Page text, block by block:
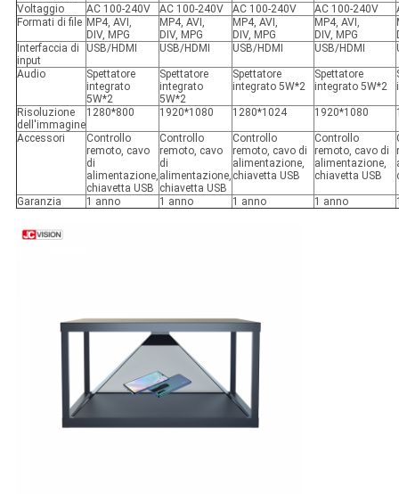
Voltaggio AC 100-240V AC 100-240V AC 100-240V AC 100-240V
Formati di file MP4, AVI,
DIV, MPG
MP4, AVI,
DIV, MPG
MP4, AVI,
DIV, MPG
MP4, AVI,
DIV, MPG
Interfaccia di
input
USB/HDMI USB/HDMI USB/HDMI USB/HDMI
Audio
Spettatore
integrato
5W*2
Spettatore
integrato
5W*2
Spettatore
integrato 5W*2
Spettatore
integrato 5W*2
Risoluzione
dell'immagine
1280*800 1920*1080 1280*1024 1920*1080
Accessori
Controllo
remoto, cavo
di
alimentazione,
chiavetta USB
Controllo
remoto, cavo
di
alimentazione,
chiavetta USB
Controllo
remoto, cavo di
alimentazione,
chiavetta USB
Controllo
remoto, cavo di
alimentazione,
chiavetta USB
Garanzia 1 anno 1 anno 1 anno 1 anno